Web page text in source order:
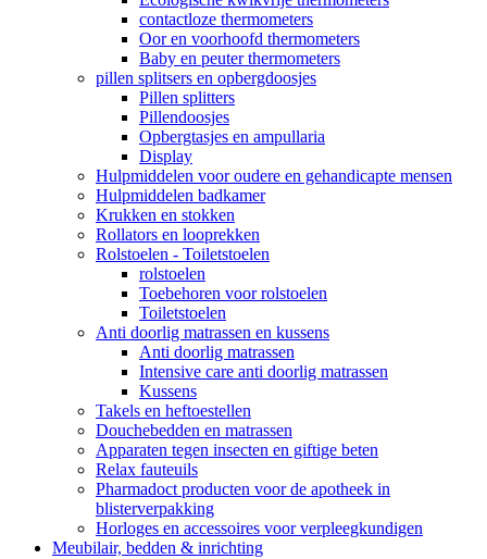
contactloze thermometers
Oor en voorhoofd thermometers
Baby en peuter thermometers
pillen splitsers en opbergdoosjes
Pillen splitters
Pillendoosjes
Opbergtasjes en ampullaria
Display
Hulpmiddelen voor oudere en gehandicapte mensen
Hulpmiddelen badkamer
Krukken en stokken
Rollators en looprekken
Rolstoelen - Toiletstoelen
rolstoelen
Toebehoren voor rolstoelen
Toiletstoelen
Anti doorlig matrassen en kussens
Anti doorlig matrassen
Intensive care anti doorlig matrassen
Kussens
Takels en heftoestellen
Douchebedden en matrassen
Apparaten tegen insecten en giftige beten
Relax fauteuils
Pharmadoct producten voor de apotheek in
blisterverpakking
Horloges en accessoires voor verpleegkundigen
Meubilair, bedden & inrichting